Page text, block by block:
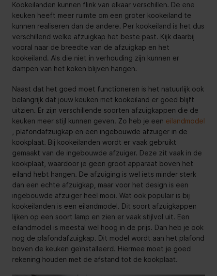
Kookeilanden kunnen flink van elkaar verschillen. De ene
keuken heeft meer ruimte om een groter kookeiland te
kunnen realiseren dan de andere. Per kookeiland is het dus
verschillend welke afzuigkap het beste past. Kijk daarbij
vooral naar de breedte van de afzuigkap en het
kookeiland. Als die niet in verhouding zijn kunnen er
dampen van het koken blijven hangen.
Naast dat het goed moet functioneren is het natuurlijk ook
belangrijk dat jouw keuken met kookeiland er goed blijft
uitzien. Er zijn verschillende soorten afzuigkappen die de
keuken meer stijl kunnen geven. Zo heb je een eilandmodel
, plafondafzuigkap en een ingebouwde afzuiger in de
kookplaat. Bij kookeilanden wordt er vaak gebruikt
gemaakt van de ingebouwde afzuiger. Deze zit vaak in de
kookplaat, waardoor je geen groot apparaat boven het
eiland hebt hangen. De afzuiging is wel iets minder sterk
dan een echte afzuigkap, maar voor het design is een
ingebouwde afzuiger heel mooi. Wat ook populair is bij
kookeilanden is een eilandmodel. Dit soort afzuigkappen
lijken op een soort lamp en zien er vaak stijlvol uit. Een
eilandmodel is meestal wel hoog in de prijs. Dan heb je ook
nog de plafondafzuigkap. Dit model wordt aan het plafond
boven de keuken geïnstalleerd. Hiermee moet je goed
rekening houden met de afstand tot de kookplaat.